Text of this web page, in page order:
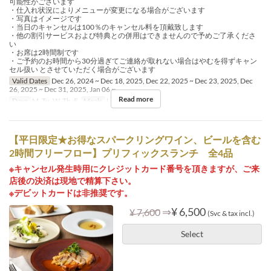
・仕入れ状況によりメニューが変更になる場合がございます
・写真はイメージです
・当日のキャンセルは100％のキャンセル料を頂戴致します
・他の割引サービスおよび特典との併用はできませんので予めご了承くださ
い
・お席は2時間制です
・ご予約のお時間から30分過ぎてご連絡が取れない場合はやむを得ずキャン
セル扱い とさせていただく場合がございます
Valid Dates Dec 26, 2024 ~ Dec 18, 2025, Dec 22, 2025 ~ Dec 23, 2025, Dec
26, 2025 ~ Dec 31, 2025, Jan 06 ~
Days
M, Tu, W, Th, F Meals Lunch, Tea
Read more
【平日限定★お得なスパークリングワイン、ビールを含む
2時間フリーフロー】プリフィックスランチ 全4品
※キャンセル発生時用にクレジットカード番号を頂きますが、ご来
店後の決済は現地で精算下さい。
※デビットカードは非推奨です。
¥ 7,600 ⇒¥ 6,500 (Svc & tax incl.)
Select